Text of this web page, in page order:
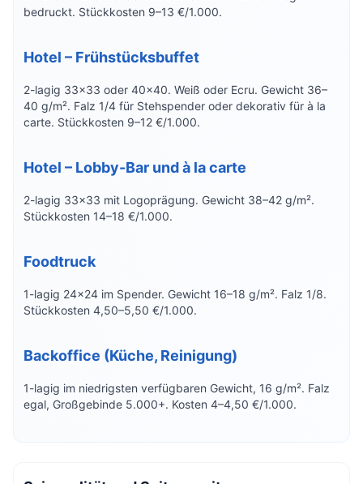
bedruckt. Stückkosten 9–13 €/1.000.
Hotel – Frühstücksbuffet
2-lagig 33×33 oder 40×40. Weiß oder Ecru. Gewicht 36–
40 g/m². Falz 1/4 für Stehspender oder dekorativ für à la
carte. Stückkosten 9–12 €/1.000.
Hotel – Lobby-Bar und à la carte
2-lagig 33×33 mit Logoprägung. Gewicht 38–42 g/m².
Stückkosten 14–18 €/1.000.
Foodtruck
1-lagig 24×24 im Spender. Gewicht 16–18 g/m². Falz 1/8.
Stückkosten 4,50–5,50 €/1.000.
Backoffice (Küche, Reinigung)
1-lagig im niedrigsten verfügbaren Gewicht, 16 g/m². Falz
egal, Großgebinde 5.000+. Kosten 4–4,50 €/1.000.